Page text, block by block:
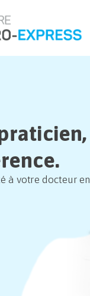
à votre docteur en